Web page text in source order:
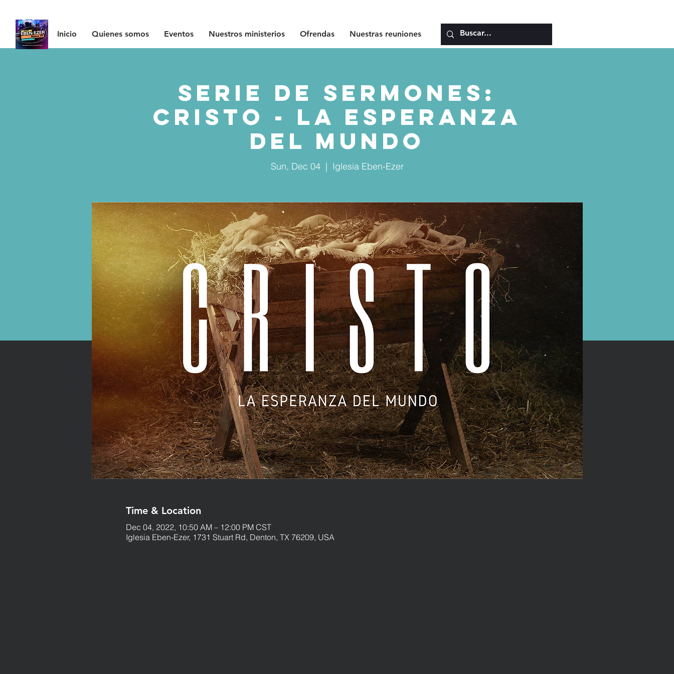
Inicio Quienes somos Eventos Nuestros ministerios Ofrendas Nuestras reuniones
Serie de Sermones:
Cristo - La Esperanza
del Mundo
Sun, Dec 04
  |
Iglesia Eben-Ezer
Time & Location
Dec 04, 2022, 10:50 AM – 12:00 PM CST
Iglesia Eben-Ezer, 1731 Stuart Rd, Denton, TX 76209, USA